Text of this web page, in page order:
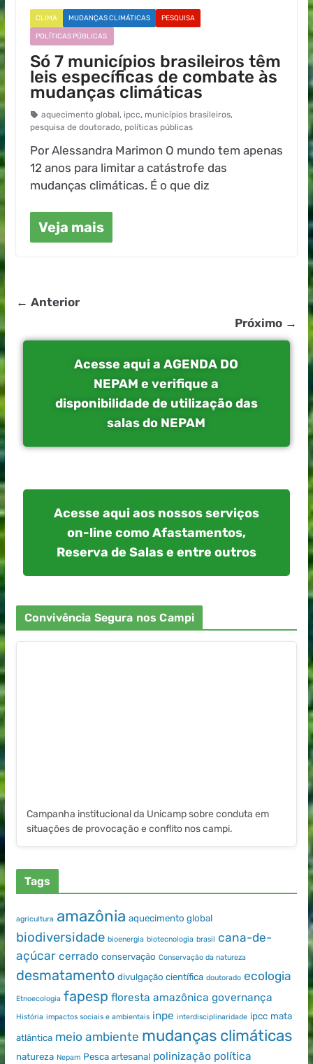
CLIMA MUDANÇAS CLIMÁTICAS PESQUISA
POLÍTICAS PÚBLICAS
Só 7 municípios brasileiros têm
leis específicas de combate às
mudanças climáticas
aquecimento global, ipcc, municípios brasileiros,
pesquisa de doutorado, políticas públicas
Por Alessandra Marimon O mundo tem apenas
12 anos para limitar a catástrofe das
mudanças climáticas. É o que diz
Veja mais
← Anterior
Próximo →
Acesse aqui a AGENDA DO
NEPAM e verifique a
disponibilidade de utilização das
salas do NEPAM
Acesse aqui aos nossos serviços
on-line como Afastamentos,
Reserva de Salas e entre outros
Convivência Segura nos Campi
Campanha institucional da Unicamp sobre conduta em
situações de provocação e conflito nos campi.
Tags
agricultura amazônia aquecimento global
biodiversidade bioenergia biotecnologia brasil cana-de-
açúcar cerrado conservação Conservação da natureza
desmatamento divulgação científica doutorado ecologia
Etnoecologia fapesp floresta amazônica governança
História impactos sociais e ambientais inpe interdisciplinaridade ipcc mata
atlântica meio ambiente mudanças climáticas
natureza Nepam Pesca artesanal polinização política